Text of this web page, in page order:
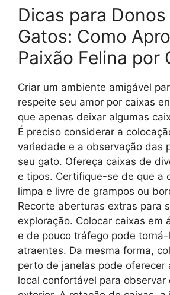
Dicas para Donos
Gatos: Como
Paixão Felina por
Criar um ambiente amigável
respeite seu amor por caixas
que apenas deixar algumas
É preciso considerar a
variedade e a observação das
seu gato. Ofereça caixas de
e tipos. Certifique-se de que a
limpa e livre de grampos ou
Recorte aberturas extras para
exploração. Colocar caixas em
e de pouco tráfego pode torná-
atraentes. Da mesma forma,
perto de janelas pode oferecer
local confortável para observar